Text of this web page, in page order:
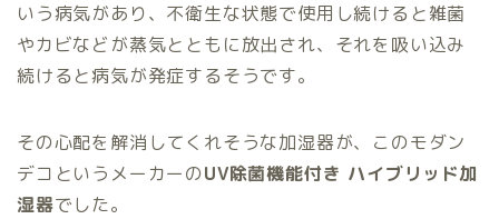
いう病気があり、不衛生な状態で使用し続けると雑菌
やカビなどが蒸気とともに放出され、それを吸い込み
続けると病気が発症するそうです。
その心配を解消してくれそうな加湿器が、このモダン
デコというメーカーのUV除菌機能付き ハイブリッド加
湿器でした。